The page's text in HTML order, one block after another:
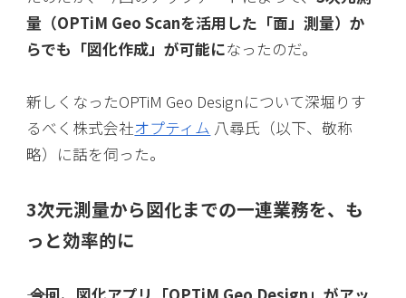
量（OPTiM Geo Scanを活用した「面」測量）か
らでも「図化作成」が可能になったのだ。
新しくなったOPTiM Geo Designについて深堀りす
るべく株式会社オプティム 八尋氏（以下、敬称
略）に話を伺った。
3次元測量から図化までの一連業務を、も
っと効率的に